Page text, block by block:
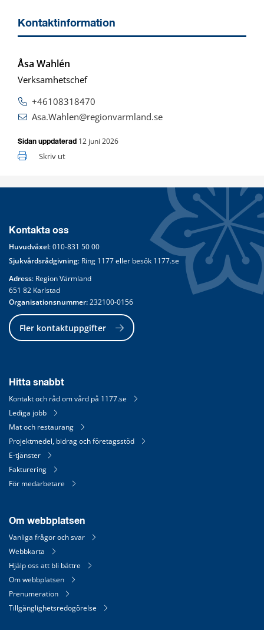
Kontaktinformation
Åsa Wahlén
Verksamhetschef
+46108318470
Asa.Wahlen@regionvarmland.se
Sidan uppdaterad 12 juni 2026
Skriv ut
Kontakta oss
Huvudväxel: 010-831 50 00
Sjukvårdsrådgivning: Ring 1177 eller besök 1177.se
Adress: Region Värmland
651 82 Karlstad
Organisationsnummer: 232100-0156
Fler kontaktuppgifter
Hitta snabbt
Kontakt och råd om vård på 1177.se
Lediga jobb
Mat och restaurang
Projektmedel, bidrag och företagsstöd
E-tjänster
Fakturering
För medarbetare
Om webbplatsen
Vanliga frågor och svar
Webbkarta
Hjälp oss att bli bättre
Om webbplatsen
Prenumeration
Tillgänglighetsredogörelse